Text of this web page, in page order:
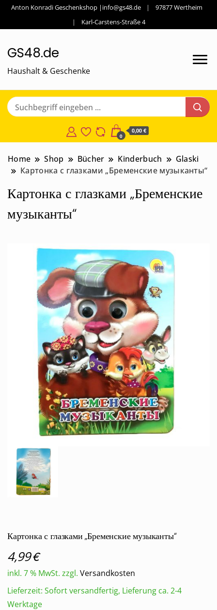
Anton Konradi Geschenkshop |info@gs48.de
97877 Wertheim
Karl-Carstens-Straße 4
GS48.de
Haushalt & Geschenke
0
0,00 €
Home Shop Bücher Kinderbuch
Glaski
Картонка с глазками „Бременские музыканты“
Картонка с глазками „Бременские
музыканты“
Картонка с глазками „Бременские музыканты“
4,99€
inkl. 7 % MwSt. zzgl. Versandkosten
Lieferzeit: Sofort versandfertig, Lieferung ca. 2-4
Werktage